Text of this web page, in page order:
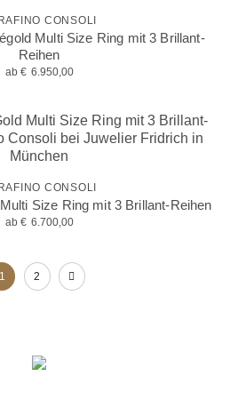
CONSOLI
Multi Size Ring mit 3 Brillant-
Reihen
ab € 6.950,00
CONSOLI
Size Ring mit 3 Brillant-Reihen
ab € 6.700,00
1 2